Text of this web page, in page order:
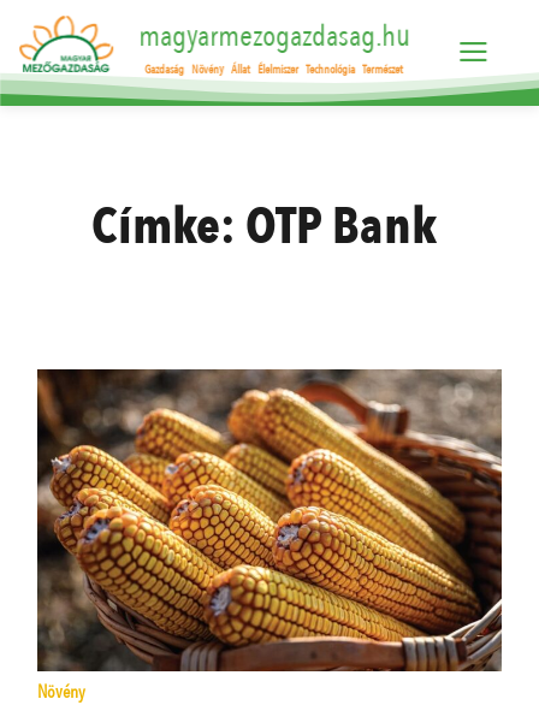
magyarmezogazdasag.hu
Gazdaság Növény Állat Élelmiszer Technológia Természet
Címke: OTP Bank
Növény